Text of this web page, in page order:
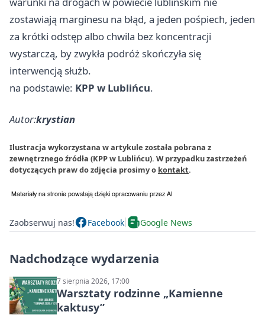
zostawiają marginesu na błąd, a jeden pośpiech, jeden
za krótki odstęp albo chwila bez koncentracji
wystarczą, by zwykła podróż skończyła się
interwencją służb.
na podstawie: KPP w Lublińcu.
Autor:krystian
Ilustracja wykorzystana w artykule została pobrana z
zewnętrznego źródła (KPP w Lublińcu). W przypadku zastrzeżeń
dotyczących praw do zdjęcia prosimy o kontakt.
Zaobserwuj nas! Facebook Google News
Nadchodzące wydarzenia
7 sierpnia 2026, 17:00
Warsztaty rodzinne „Kamienne
kaktusy”